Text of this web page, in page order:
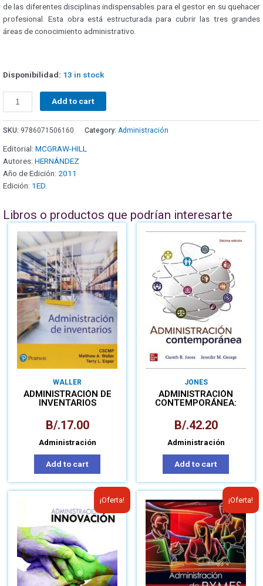
de las diferentes disciplinas indispensables para el gestor en su quehacer
profesional. Esta obra está estructurada para cubrir las tres grandes
áreas de conocimiento administrativo.
Disponibilidad: 13 in stock
Add to cart
SKU: 9786071506160 Category: Administración
Editorial: MCGRAW-HILL
Autores: HERNÁNDEZ
Año de Edición: 2011
Edición: 1ED.
Libros o productos que podrían interesarte
WALLER
ADMINISTRACIÓN DE
INVENTARIOS
B/.17.00
Administración
Add to cart
JONES
ADMINISTRACIÓN
CONTEMPORÁNEA:
B/.42.20
Administración
Add to cart
¡Oferta! ¡Oferta!